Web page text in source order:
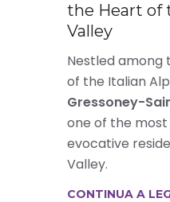
the Heart of
Valley
Nestled among
of the Italian
Gressoney-
one of the
evocative
Valley.
CONTINUA A